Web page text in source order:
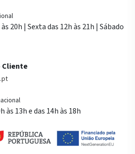
20h | Sexta das 12h às 21h | Sábado
Cliente
às 13h e das 14h às 18h